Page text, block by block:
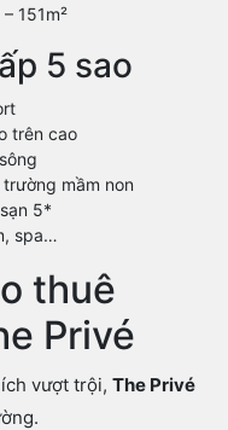
151m²
5 sao
trên cao
mầm non
5*
spa…
thuê
Privé
vượt trội, The Privé